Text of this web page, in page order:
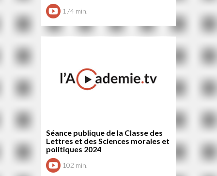
174 min.
Séance publique de la Classe des
Lettres et des Sciences morales et
politiques 2024
102 min.